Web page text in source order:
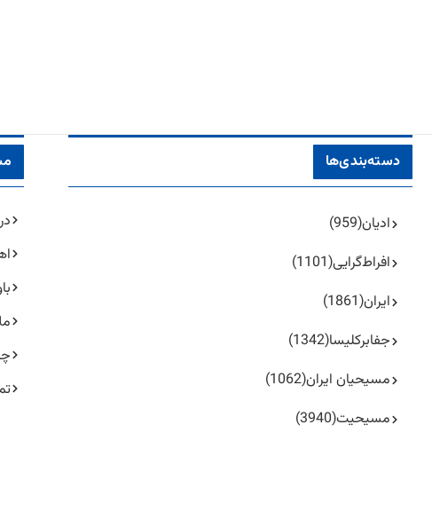
دسته‌بندی‌ها
ادیان(959)
افراط‌گرایی(1101)
ایران(1861)
جفا‌بر‌کلیسا(1342)
مسیحیان ایران(1062)
مسیحیت(3940)